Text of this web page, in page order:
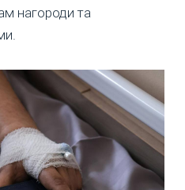
нагороди та